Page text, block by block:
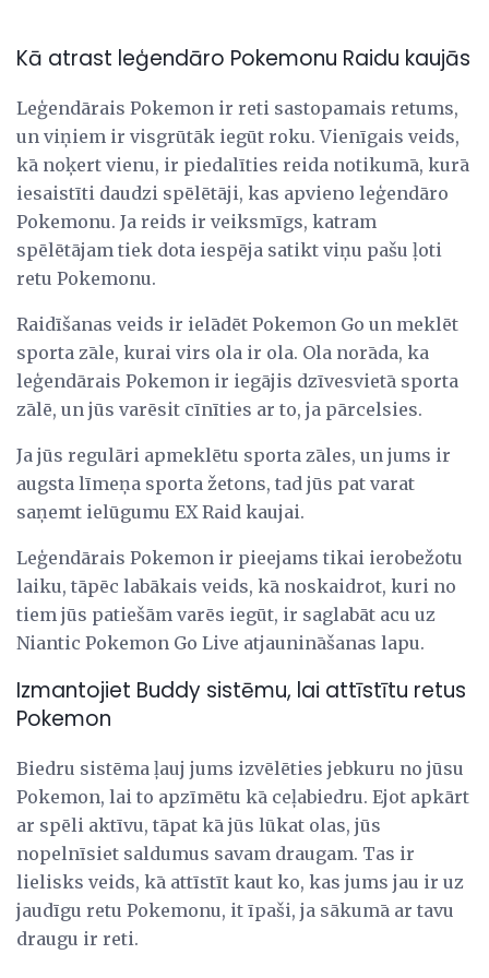
Kā atrast leģendāro Pokemonu Raidu kaujās
Leģendārais Pokemon ir reti sastopamais retums,
un viņiem ir visgrūtāk iegūt roku. Vienīgais veids,
kā noķert vienu, ir piedalīties reida notikumā, kurā
iesaistīti daudzi spēlētāji, kas apvieno leģendāro
Pokemonu. Ja reids ir veiksmīgs, katram
spēlētājam tiek dota iespēja satikt viņu pašu ļoti
retu Pokemonu.
Raidīšanas veids ir ielādēt Pokemon Go un meklēt
sporta zāle, kurai virs ola ir ola. Ola norāda, ka
leģendārais Pokemon ir iegājis dzīvesvietā sporta
zālē, un jūs varēsit cīnīties ar to, ja pārcelsies.
Ja jūs regulāri apmeklētu sporta zāles, un jums ir
augsta līmeņa sporta žetons, tad jūs pat varat
saņemt ielūgumu EX Raid kaujai.
Leģendārais Pokemon ir pieejams tikai ierobežotu
laiku, tāpēc labākais veids, kā noskaidrot, kuri no
tiem jūs patiešām varēs iegūt, ir saglabāt acu uz
Niantic Pokemon Go Live atjaunināšanas lapu.
Izmantojiet Buddy sistēmu, lai attīstītu retus
Pokemon
Biedru sistēma ļauj jums izvēlēties jebkuru no jūsu
Pokemon, lai to apzīmētu kā ceļabiedru. Ejot apkārt
ar spēli aktīvu, tāpat kā jūs lūkat olas, jūs
nopelnīsiet saldumus savam draugam. Tas ir
lielisks veids, kā attīstīt kaut ko, kas jums jau ir uz
jaudīgu retu Pokemonu, it īpaši, ja sākumā ar tavu
draugu ir reti.